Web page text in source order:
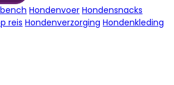
Hondenvoer Hondensnacks
reis Hondenverzorging Hondenkleding